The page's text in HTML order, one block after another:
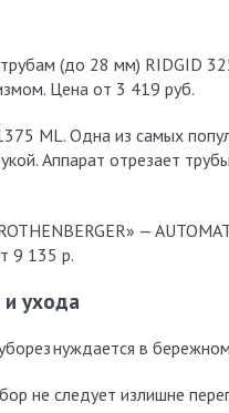
(до 28 мм) RIDGID
Цена от 3 419 руб.
ML. Одна из самых
Аппарат отрезает
—
9 135 р.
и ухода
нуждается в
не следует излишне